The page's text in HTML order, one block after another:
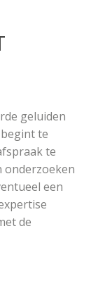
geluiden
te
te
onderzoeken
een
de